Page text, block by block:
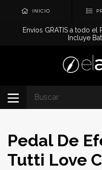
INICIO
Envíos GRATIS a todo
Incluye
Pedal De
Tutti Love